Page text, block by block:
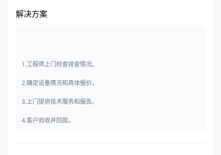
解决方案
1.工程师上门检查排查情况。
2.确定设备情况和具体报价。
3.上门提供技术服务和报告。
4.客户验收并回款。